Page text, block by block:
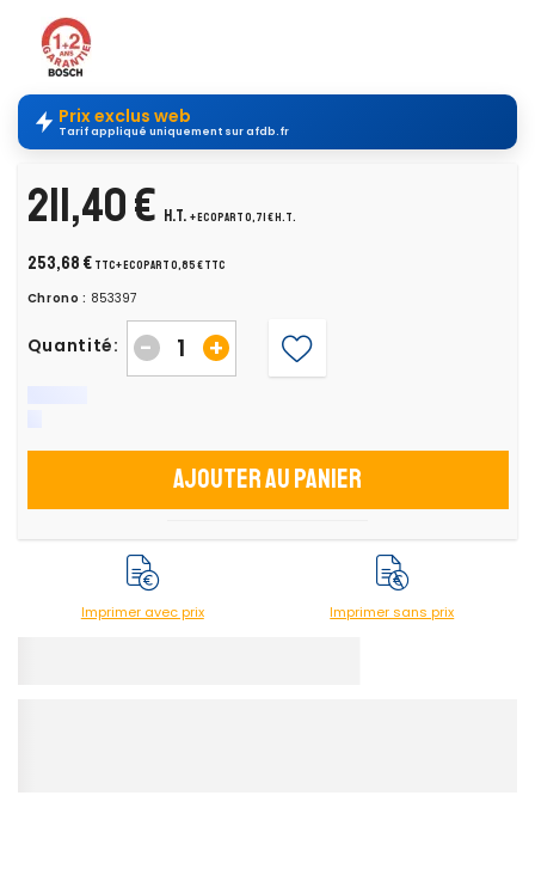
Prix exclus web
Tarif appliqué uniquement sur afdb.fr
211,40 € H.T. + ecopart 0,71 € H.T.
253,68 € TTC+ ecopart 0,85 € TTC
Chrono : 853397
Quantité: +
-
Ajouter au panier
Imprimer avec prix Imprimer sans prix